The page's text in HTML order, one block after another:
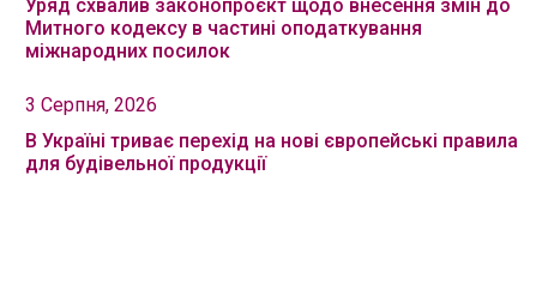
Уряд схвалив законопроєкт щодо внесення змін до
Митного кодексу в частині оподаткування
міжнародних посилок
3 Серпня, 2026
В Україні триває перехід на нові європейські правила
для будівельної продукції